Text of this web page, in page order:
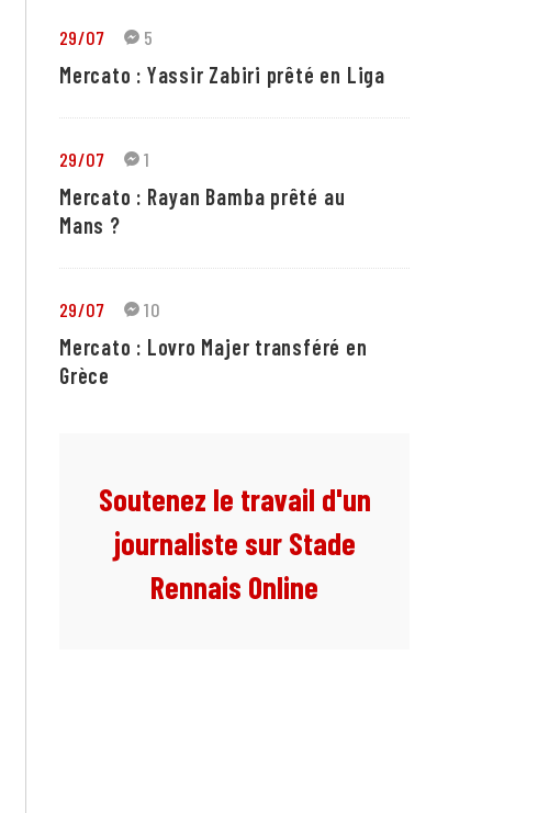
29/07 5
Mercato : Yassir Zabiri prêté en Liga
29/07 1
Mercato : Rayan Bamba prêté au
Mans ?
29/07 10
Mercato : Lovro Majer transféré en
Grèce
Soutenez le travail d'un
journaliste sur Stade
Rennais Online